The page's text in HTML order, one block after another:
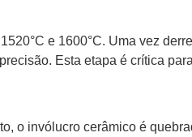
e 1600°C. Uma vez
Esta etapa é crítica
o invólucro cerâmico é